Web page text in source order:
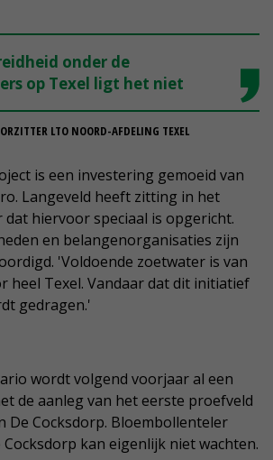
onder de
op Texel ligt het niet
LTO NOORD-AFDELING TEXEL
is een investering gemoeid van
Langeveld heeft zitting in het
hiervoor speciaal is opgericht.
en belangenorganisaties zijn
'Voldoende zoetwater is van
heel Texel. Vandaar dat dit initiatief
gedragen.'
wordt volgend voorjaar al een
de aanleg van het eerste proefveld
De Cocksdorp. Bloembollenteler
Cocksdorp kan eigenlijk niet wachten.